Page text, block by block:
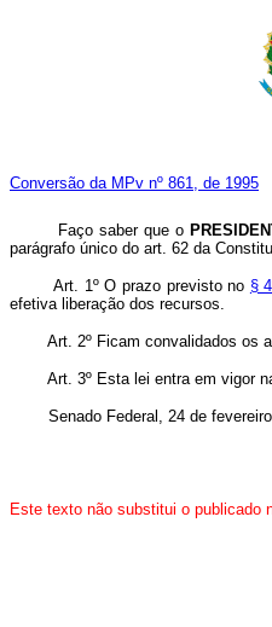
Conversão da MPv nº 861, de 1995
Faço saber que o
parágrafo único do art. 62 da
Art. 1º O prazo previsto no §
efetiva liberação dos recursos.
Art. 2º Ficam convalidados os
Art. 3º Esta lei entra em vigor
Senado Federal, 24 de fevereiro
Este texto não substitui o publicado